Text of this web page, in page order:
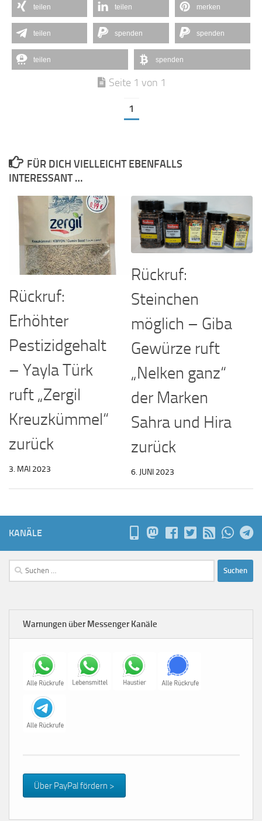
teilen teilen merken
teilen spenden spenden
teilen spenden
Seite 1 von 1
1
FÜR DICH VIELLEICHT EBENFALLS
INTERESSANT …
Rückruf:
Erhöhter
Pestizidgehalt
– Yayla Türk
ruft „Zergil
Kreuzkümmel“
zurück
3. MAI 2023
Rückruf:
Steinchen
möglich – Giba
Gewürze ruft
„Nelken ganz“
der Marken
Sahra und Hira
zurück
6. JUNI 2023
KANÄLE
Suchen
nach:
Warnungen über Messenger Kanäle
Über PayPal fördern >